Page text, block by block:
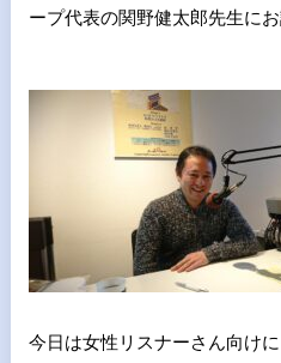
ープ代表の関野健太郎先生にお
今日は女性リスナーさん向け